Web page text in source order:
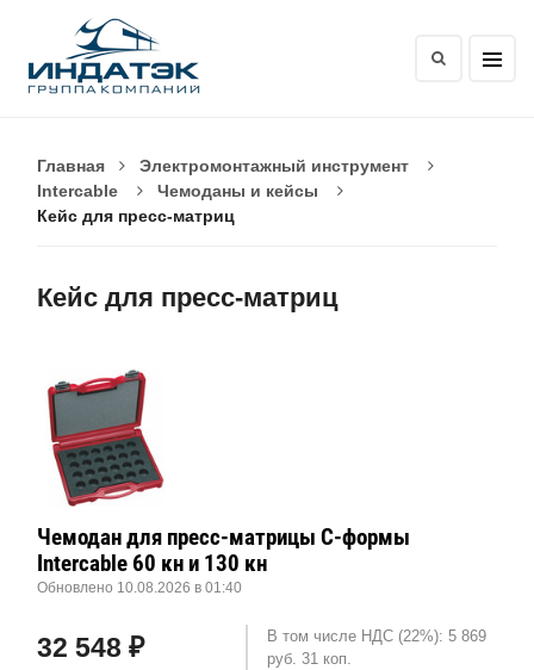
Главная
Электромонтажный инструмент
Intercable
Чемоданы и кейсы
Кейс для пресс-матриц
Кейс для пресс-матриц
Чемодан для пресс-матрицы С-формы
Intercable 60 кн и 130 кн
Обновлено 10.08.2026 в 01:40
32 548 ₽
В том числе НДС (22%): 5 869
руб. 31 коп.